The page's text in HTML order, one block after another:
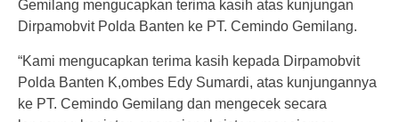
Gemilang mengucapkan terima kasih atas kunjungan
Dirpamobvit Polda Banten ke PT. Cemindo Gemilang.
“Kami mengucapkan terima kasih kepada Dirpamobvit
Polda Banten K,ombes Edy Sumardi, atas kunjungannya
ke PT. Cemindo Gemilang dan mengecek secara